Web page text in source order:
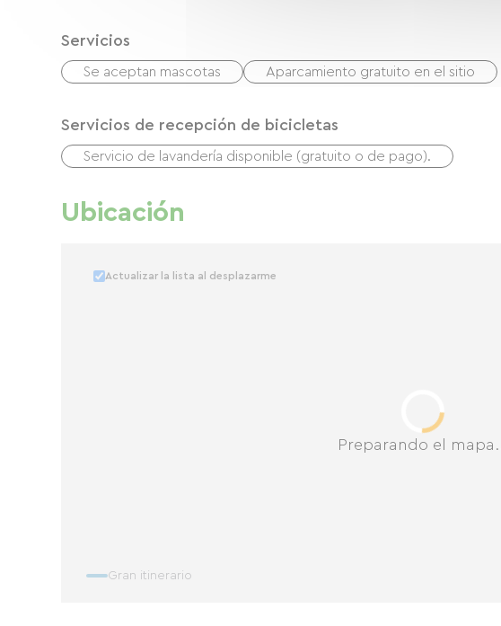
Servicios
Se aceptan mascotas Aparcamiento gratuito en el sitio
Servicios de recepción de bicicletas
Servicio de lavandería disponible (gratuito o de pago).
Ubicación
Preparando el mapa...
Actualizar la lista al desplazarme
Gran itinerario